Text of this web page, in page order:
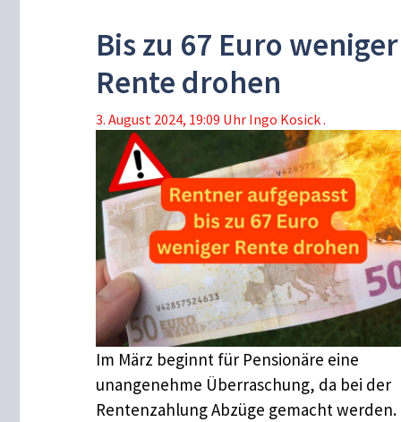
Bis zu 67 Euro weniger
Rente drohen
3. August 2024, 19:09 Uhr Ingo Kosick .
Im März beginnt für Pensionäre eine
unangenehme Überraschung, da bei der
Rentenzahlung Abzüge gemacht